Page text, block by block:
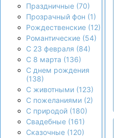
Праздничные (70)
Прозрачный фон (1)
Рождественские (12)
Романтические (54)
С 23 февраля (84)
С 8 марта (136)
С днем рождения
(138)
С животными (123)
С пожеланиями (2)
С природой (180)
Свадебные (161)
Сказочные (120)